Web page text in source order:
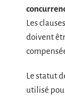
Les
doivent
Le statut
utilisé